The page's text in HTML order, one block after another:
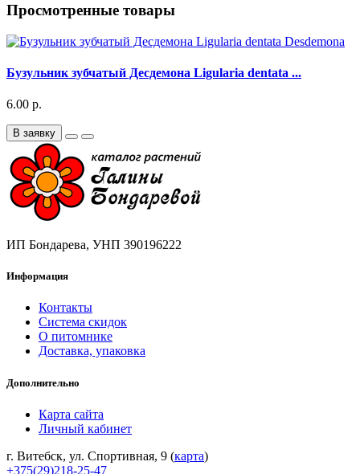
Просмотренные товары
Бузульник зубчатый Десдемона Ligularia dentata ...
6.00 р.
В заявку
ИП Бондарева, УНП 390196222
Информация
Контакты
Система скидок
О питомнике
Доставка, упаковка
Дополнительно
Карта сайта
Личный кабинет
г. Витебск, ул. Спортивная, 9 (карта)
+375(29)218-25-47